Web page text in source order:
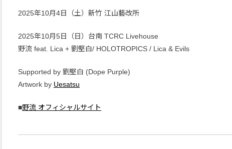
2025年10月4日（土）新竹 江山藝改所
2025年10月5日（日）台南 TCRC Livehouse
野流 feat. Lica + 劉堅白/ HOLOTROPICS / Lica & Evils
Supported by 劉堅白 (Dope Purple)
Artwork by Uesatsu
■野流 オフィシャルサイト